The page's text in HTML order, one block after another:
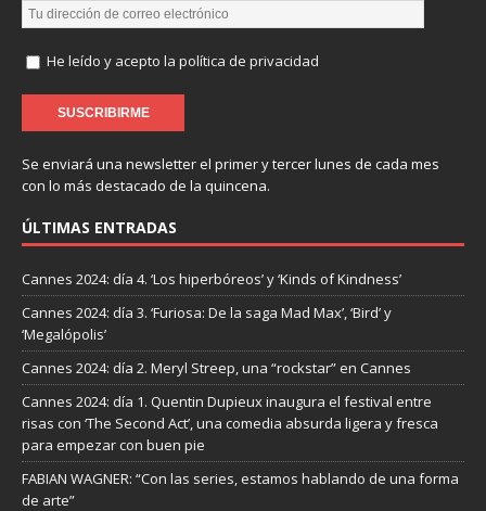
He leído y acepto la política de privacidad
Se enviará una newsletter el primer y tercer lunes de cada mes
con lo más destacado de la quincena.
ÚLTIMAS ENTRADAS
Cannes 2024: día 4. ‘Los hiperbóreos’ y ‘Kinds of Kindness’
Cannes 2024: día 3. ‘Furiosa: De la saga Mad Max’, ‘Bird’ y
‘Megalópolis’
Cannes 2024: día 2. Meryl Streep, una “rockstar” en Cannes
Cannes 2024: día 1. Quentin Dupieux inaugura el festival entre
risas con ‘The Second Act’, una comedia absurda ligera y fresca
para empezar con buen pie
FABIAN WAGNER: “Con las series, estamos hablando de una forma
de arte”